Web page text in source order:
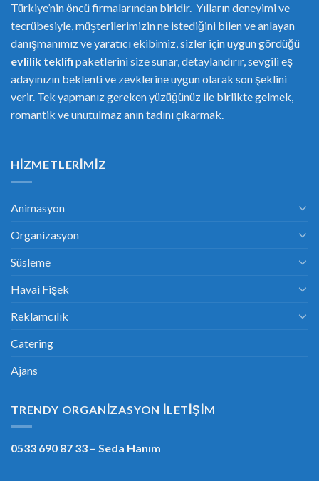
Türkiye’nin öncü firmalarından biridir. Yılların deneyimi ve
tecrübesiyle, müşterilerimizin ne istediğini bilen ve anlayan
danışmanımız ve yaratıcı ekibimiz, sizler için uygun gördüğü
evlilik teklifi paketlerini size sunar, detaylandırır, sevgili eş
adayınızın beklenti ve zevklerine uygun olarak son şeklini
verir. Tek yapmanız gereken yüzüğünüz ile birlikte gelmek,
romantik ve unutulmaz anın tadını çıkarmak.
HIZMETLERIMIZ
Animasyon
Organizasyon
Süsleme
Havai Fişek
Reklamcılık
Catering
Ajans
TRENDY ORGANIZASYON İLETIŞIM
0533 690 87 33 – Seda Hanım